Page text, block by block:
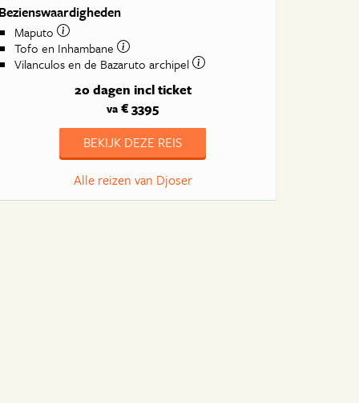
Maputo
Tofo en Inhambane
Vilanculos en de Bazaruto archipel
20 dagen incl ticket
va € 3395
BEKIJK DEZE REIS
Alle reizen van Djoser